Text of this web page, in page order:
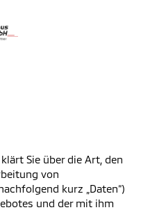
Sie über die Art, den
von
kurz „Daten“)
und der mit ihm